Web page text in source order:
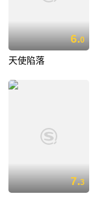
6.0
天使陷落
7.3